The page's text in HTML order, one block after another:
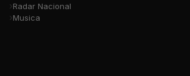
Radar Nacional
Musica